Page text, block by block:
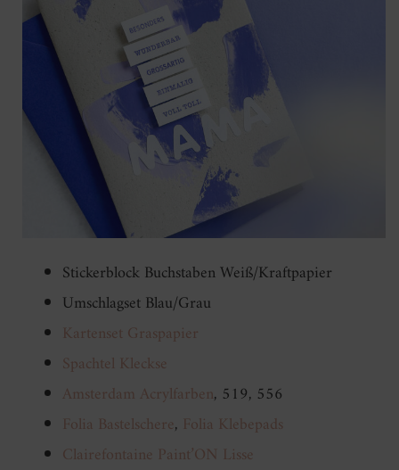
Stickerblock Buchstaben Weiß/Kraftpapier
Umschlagset Blau/Grau
Kartenset Graspapier
Spachtel Kleckse
Amsterdam Acrylfarben, 519, 556
Folia Bastelschere, Folia Klebepads
Clairefontaine Paint’ON Lisse